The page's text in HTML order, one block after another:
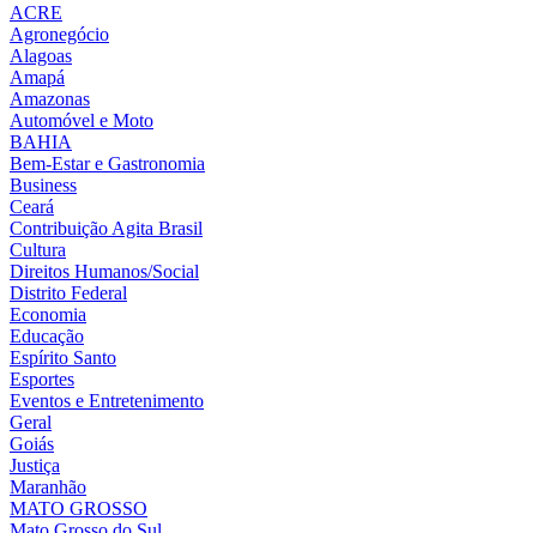
ACRE
Agronegócio
Alagoas
Amapá
Amazonas
Automóvel e Moto
BAHIA
Bem-Estar e Gastronomia
Business
Ceará
Contribuição Agita Brasil
Cultura
Direitos Humanos/Social
Distrito Federal
Economia
Educação
Espírito Santo
Esportes
Eventos e Entretenimento
Geral
Goiás
Justiça
Maranhão
MATO GROSSO